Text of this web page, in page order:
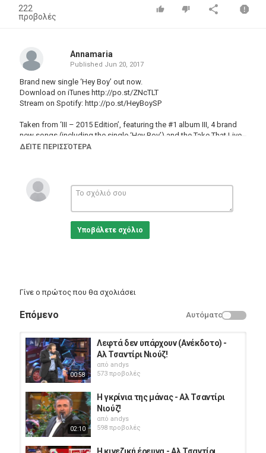
222
προβολές
Annamaria
Published Jun 20, 2017
Brand new single ‘Hey Boy’ out now.
Download on iTunes http://po.st/ZNcTLT
Stream on Spotify: http://po.st/HeyBoySP
Taken from ‘III – 2015 Edition’, featuring the #1 album III, 4 brand
new songs (including the single ‘Hey Boy’) and the Take That Live
2015 DVD.
Amazon
Official Store
http://po.st/3016pW
III - 2015 Edition available to pre-order now. Includes the #1 album,
4 new tracks, and the physical album includes the Take That Live
ΔΕΊΤΕ ΠΕΡΙΣΣΌΤΕΡΑ
Υποβάλετε σχόλιο
Γίνε ο πρώτος που θα σχολιάσει
Επόμενο Αυτόματο
00:58
Λεφτά δεν υπάρχουν (Ανέκδοτο) -
Αλ Τσαντίρι Νιούζ!
από andys
573 προβολές
02:10
Η γκρίνια της μάνας - Αλ Τσαντίρι
Νιούζ!
από andys
598 προβολές
Η κινεζική έρευνα - Αλ Τσαντίρι